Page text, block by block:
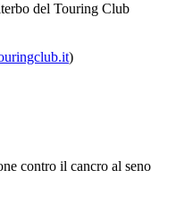
del Touring Club
)
contro il cancro al seno